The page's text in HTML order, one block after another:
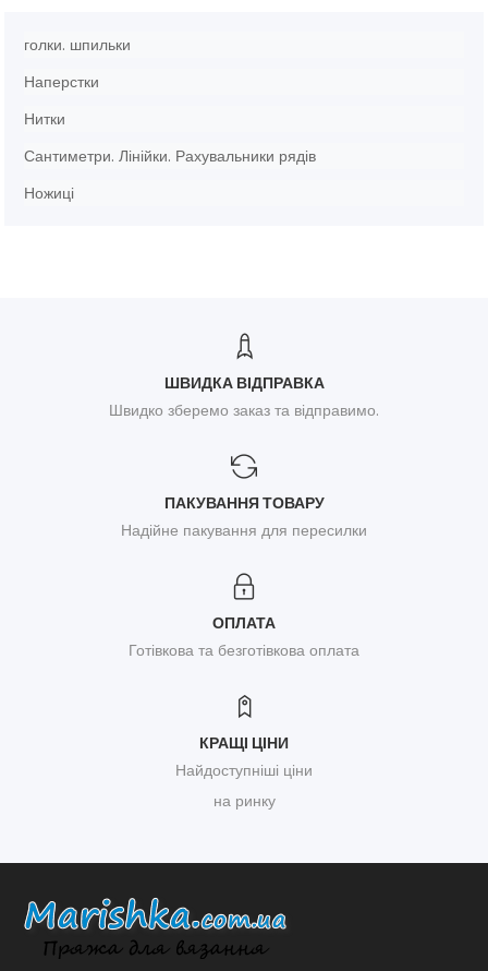
голки. шпильки
Наперстки
Нитки
Сантиметри. Лінійки. Рахувальники рядів
Ножиці
ШВИДКА ВІДПРАВКА
Швидко зберемо заказ та відправимо.
ПАКУВАННЯ ТОВАРУ
Надійне пакування для пересилки
ОПЛАТА
Готівкова та безготівкова оплата
КРАЩІ ЦІНИ
Найдоступніші ціни
на ринку